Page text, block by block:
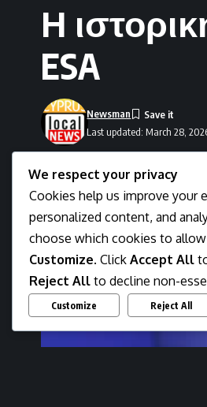
Η
ESA
Last updated: March 28,
Newsman
We respect your privacy
Cookies help us improve your
personalized content, and
choose which cookies to
Customize. Click Accept All
Reject All to decline non-
Customize Reject All